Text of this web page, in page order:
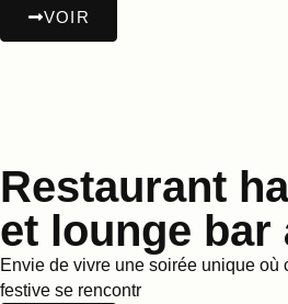
VOIR
Restaurant
et lounge bar
Envie de vivre une soirée unique où
festive se rencontr